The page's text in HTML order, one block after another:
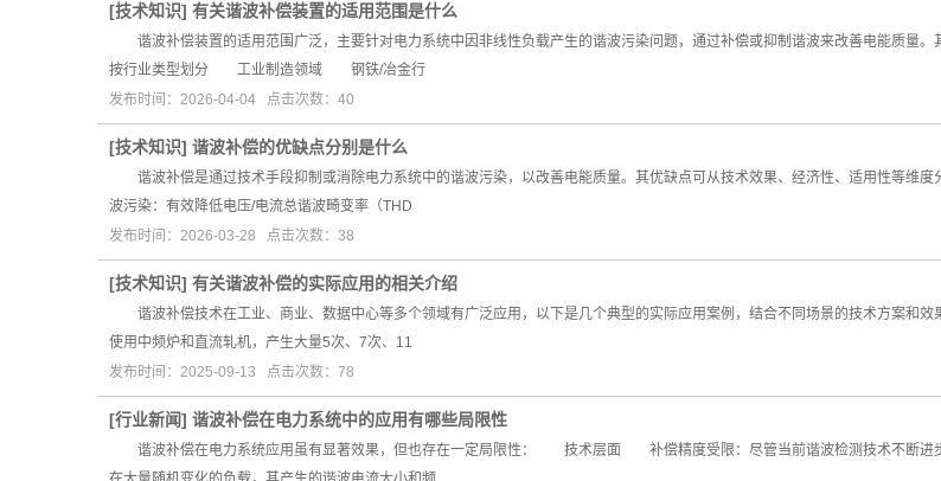
[技术知识] 有关谐波补偿装置的适用范围是什么
谐波补偿装置的适用范围广泛，主要针对电力系统中因非线性负载产生的谐波污染问题，通过补偿或抑制谐波来改善电能质量
按行业类型划分 工业制造领域 钢铁/冶金行
发布时间：2026-04-04 点击次数：40
[技术知识] 谐波补偿的优缺点分别是什么
谐波补偿是通过技术手段抑制或消除电力系统中的谐波污染，以改善电能质量。其优缺点可从技术效果、经济性、适用
波污染：有效降低电压/电流总谐波畸变率（THD
发布时间：2026-03-28 点击次数：38
[技术知识] 有关谐波补偿的实际应用的相关介绍
谐波补偿技术在工业、商业、数据中心等多个领域有广泛应用，以下是几个典型的实际应用案例，结合不同场景的技术方
使用中频炉和直流轧机，产生大量5次、7次、11
发布时间：2025-09-13 点击次数：78
[行业新闻] 谐波补偿在电力系统中的应用有哪些局限性
谐波补偿在电力系统应用虽有显著效果，但也存在一定局限性： 技术层面 补偿精度受限：尽管当前谐波检测技术不断进步